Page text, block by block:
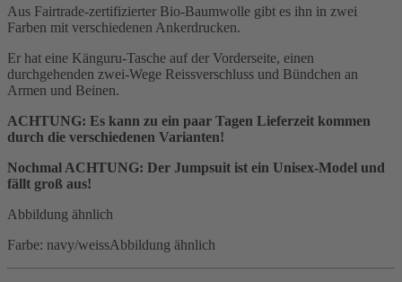
Aus Fairtrade-zertifizierter Bio-Baumwolle gibt es ihn in zwei
Farben mit verschiedenen Ankerdrucken.
Er hat eine Känguru-Tasche auf der Vorderseite, einen
durchgehenden zwei-Wege Reissverschluss und Bündchen an
Armen und Beinen.
ACHTUNG: Es kann zu ein paar Tagen Lieferzeit kommen
durch die verschiedenen Varianten!
Nochmal ACHTUNG: Der Jumpsuit ist ein Unisex-Model und
fällt groß aus!
Abbildung ähnlich
Farbe: navy/weissAbbildung ähnlich